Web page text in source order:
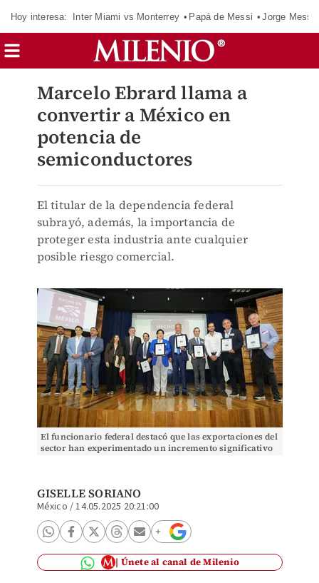
Hoy interesa: Inter Miami vs Monterrey Papá de Messi Jorge Messi
Marcelo Ebrard llama a
convertir a México en
potencia de
semiconductores
El titular de la dependencia federal
subrayó, además, la importancia de
proteger esta industria ante cualquier
posible riesgo comercial.
El funcionario federal destacó que las exportaciones del
sector han experimentado un incremento significativo
GISELLE SORIANO
México /14.05.2025 20:21:00
Únete al canal de Milenio